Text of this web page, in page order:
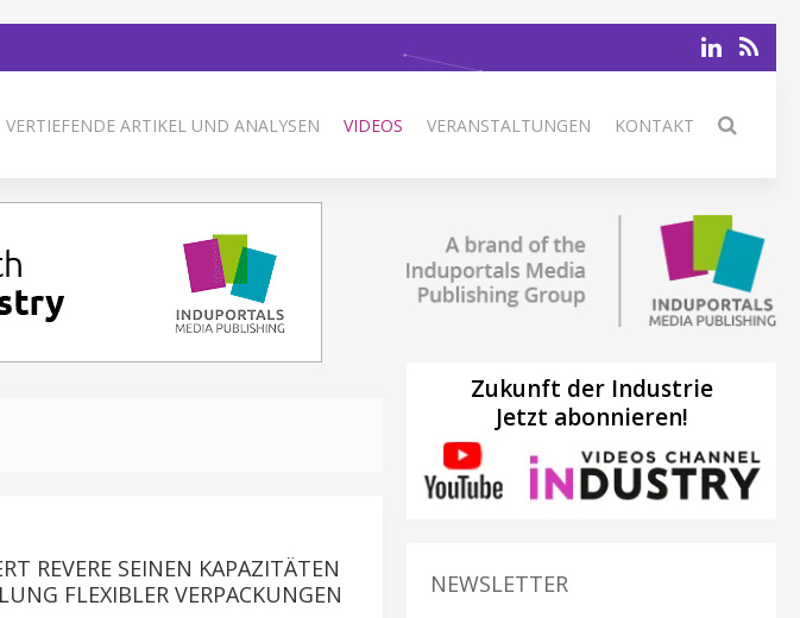
VERTIEFENDE ARTIKEL UND ANALYSEN VIDEOS VERANSTALTUNGEN KONTAKT
REVERE SEINEN KAPAZITÄTEN
FLEXIBLER VERPACKUNGEN
Zukunft der Industrie
Jetzt abonnieren!
NEWSLETTER